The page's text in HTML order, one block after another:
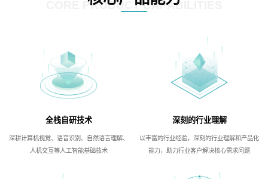
CORE PRODUCT CAPABILITIES
全栈自研技术
深耕计算机视觉、语音识别、自然语言理解、
人机交互等人工智能基础技术
深刻的行业理解
以丰富的行业经验，深刻的行业理解和产品化
能力，助力行业客户解决核心需求问题